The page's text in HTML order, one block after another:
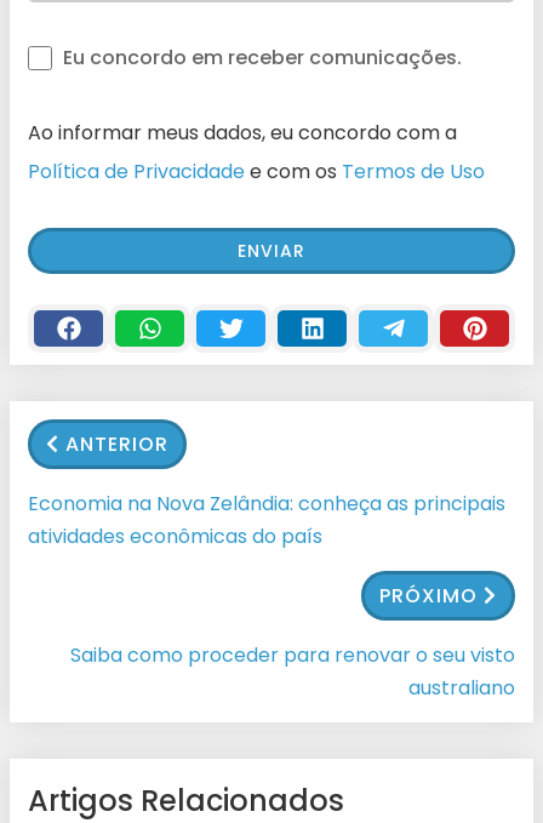
Eu concordo em receber comunicações.
Ao informar meus dados, eu concordo com a
Política de Privacidadee com os Termos de Uso
ANTERIOR
Economia na Nova Zelândia: conheça as principais
atividades econômicas do país
PRÓXIMO
Saiba como proceder para renovar o seu visto
australiano
Artigos Relacionados